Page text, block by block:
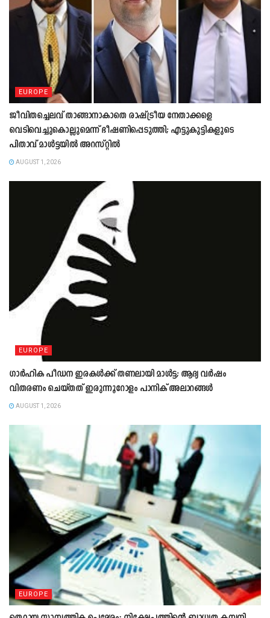
EUROPE
ജീവിതച്ചെലവ് താങ്ങാനാകാതെ രാഷ്ട്രീയ നേതാക്കളെ
വെടിവെച്ചുകൊല്ലുമെന്ന് ഭീഷണിപ്പെടുത്തി; എട്ടുകുട്ടികളുടെ
പിതാവ് മാൾട്ടയിൽ അറസ്റ്റിൽ
AUGUST 1, 2026
EUROPE
ഗാർഹിക പീഡന ഇരകൾക്ക് തണലായി മാൾട്ട; ആദ്യ വർഷം
വിതരണം ചെയ്തത് ഇരുന്നൂറോളം പാനിക് അലാറങ്ങൾ
AUGUST 1, 2026
EUROPE